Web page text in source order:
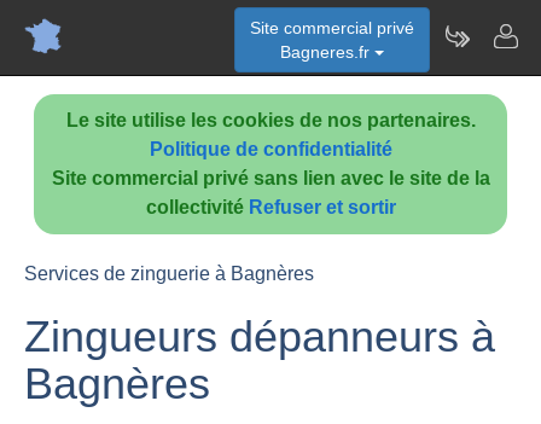
Le site utilise les cookies de nos partenaires.
Politique de confidentialité
Site commercial privé sans lien avec le site de la
collectivité Refuser et sortir
Site commercial privé
Bagneres.fr
Services de zinguerie à Bagnères
Zingueurs dépanneurs à
Bagnères